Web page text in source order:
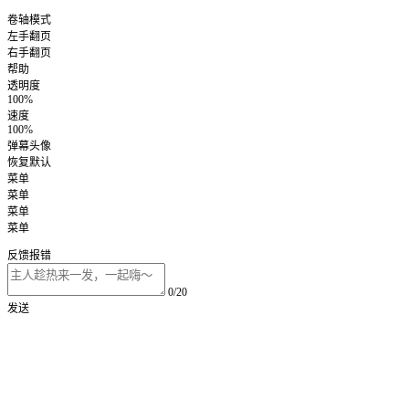
卷轴模式
左手翻页
右手翻页
帮助
透明度
100%
速度
100%
弹幕头像
恢复默认
菜单
菜单
菜单
菜单
反馈报错
0/20
发送